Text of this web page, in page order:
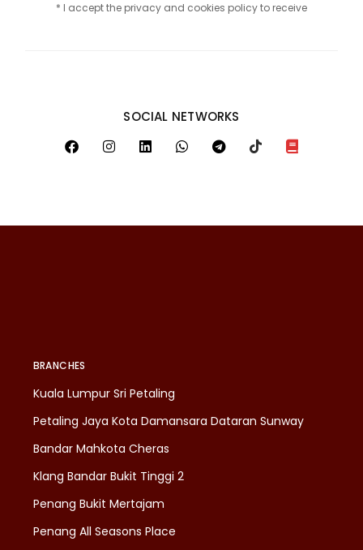
* I accept the privacy and cookies policy to receive
SOCIAL NETWORKS
BRANCHES
Kuala Lumpur Sri Petaling
Petaling Jaya Kota Damansara Dataran Sunway
Bandar Mahkota Cheras
Klang Bandar Bukit Tinggi 2
Penang Bukit Mertajam
Penang All Seasons Place